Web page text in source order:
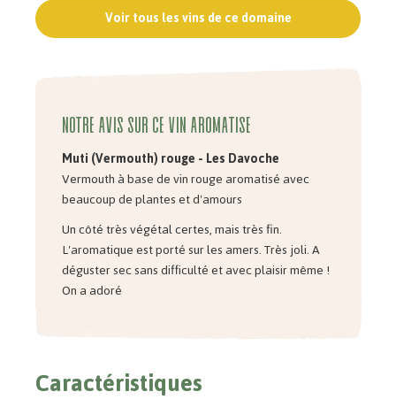
Voir tous les vins de ce domaine
Notre avis sur ce vin aromatisé
Muti (Vermouth) rouge - Les Davoche
Vermouth à base de vin rouge aromatisé avec
beaucoup de plantes et d'amours
Un côté très végétal certes, mais très fin.
L'aromatique est porté sur les amers. Très joli. A
déguster sec sans difficulté et avec plaisir même !
On a adoré
Caractéristiques